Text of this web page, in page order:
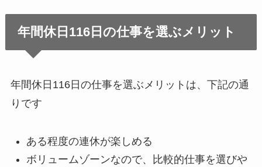
年間休日116日の仕事を選ぶメリット
年間休日116日の仕事を選ぶメリットは、下記の通
りです
ある程度の連休が楽しめる
ボリュームゾーンなので、比較的仕事を選びや